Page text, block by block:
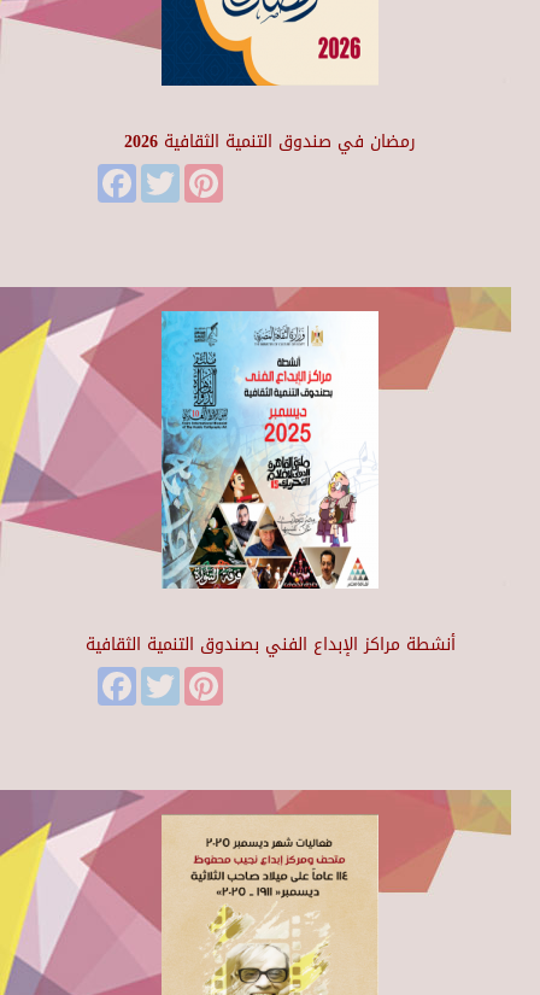
رمضان في صندوق التنمية الثقافية 2026
FacebookTwitter
أنشطة مراكز الإبداع الفني بصندوق التنمية الثقافية
FacebookTwitter